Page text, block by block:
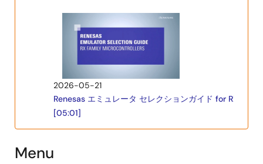
2026-05-21
Renesas エミュレータ セレクションガイド for RX
[05:01]
Menu